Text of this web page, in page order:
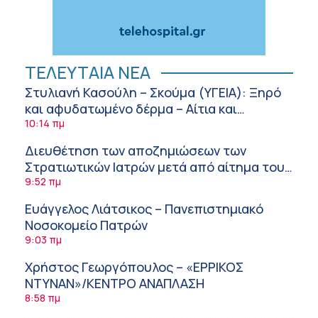
ΤΕΛΕΥΤΑΙΑ ΝΕΑ
Στυλιανή Κασούλη – Σκούμα (ΥΓΕΙΑ): Ξηρό
και αφυδατωμένο δέρμα – Αίτια και
αντιμετώπιση
10:14 πμ
Διευθέτηση των αποζημιώσεων των
Στρατιωτικών Ιατρών μετά από αίτημα του
ΙΣΑ
9:52 πμ
Ευάγγελος Λιάτσικος – Πανεπιστημιακό
Νοσοκομείο Πατρών
9:03 πμ
Χρήστος Γεωργόπουλος – «ΕΡΡΙΚΟΣ
ΝΤΥΝΑΝ»/ΚΕΝΤΡΟ ΑΝΑΠΛΑΣΗ
8:58 πμ